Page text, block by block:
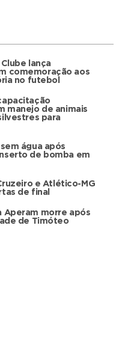
lança
comemoração aos
no futebol
manejo de animais
para
água após
de bomba em
e Atlético-MG
de final
Aperam morre após
de Timóteo